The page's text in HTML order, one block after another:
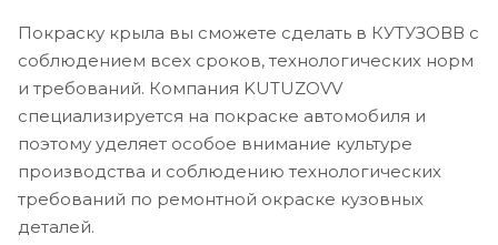
Покраску крыла вы сможете сделать в КУТУЗОВВ с
соблюдением всех сроков, технологических норм
и требований. Компания KUTUZOVV
специализируется на покраске автомобиля и
поэтому уделяет особое внимание культуре
производства и соблюдению технологических
требований по ремонтной окраске кузовных
деталей.